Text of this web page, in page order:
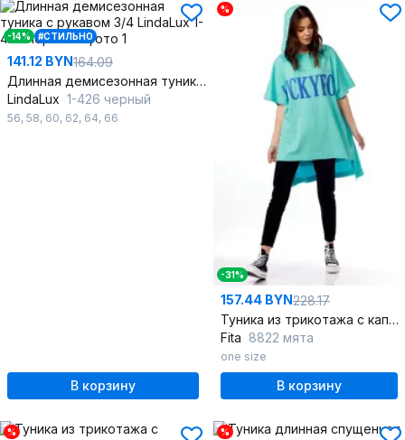
-14% #СТИЛЬНО
141.12 BYN164.09
Длинная демисезонная туника с рукавом 3/4
LindaLux 1-426 черный
56, 58, 60, 62, 64, 66
В корзину
%
-31%
157.44 BYN228.17
Туника из трикотажа с капюшоном в синем цвете
Fita 8822 мята
one size
В корзину
% %